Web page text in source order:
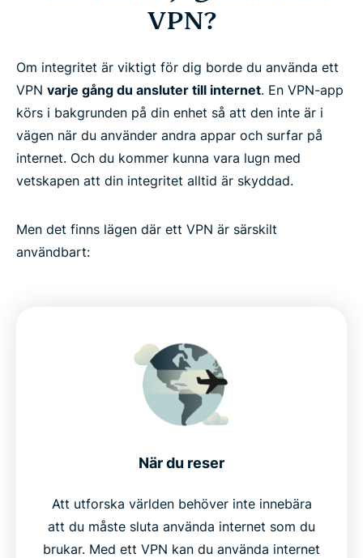
VPN?
Om integritet är viktigt för dig borde du använda ett
VPN varje gång du ansluter till internet. En VPN-app
körs i bakgrunden på din enhet så att den inte är i
vägen när du använder andra appar och surfar på
internet. Och du kommer kunna vara lugn med
vetskapen att din integritet alltid är skyddad.
Men det finns lägen där ett VPN är särskilt
användbart:
När du reser
Att utforska världen behöver inte innebära
att du måste sluta använda internet som du
brukar. Med ett VPN kan du använda internet